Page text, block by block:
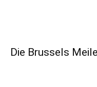
Die Brussels